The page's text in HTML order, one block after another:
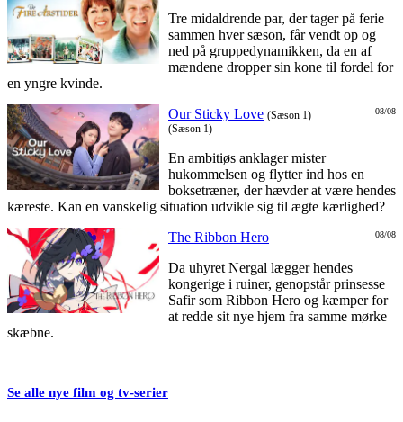
Tre midaldrende par, der tager på ferie
sammen hver sæson, får vendt op og
ned på gruppedynamikken, da en af
mændene dropper sin kone til fordel for
en yngre kvinde.
08/08
Our Sticky Love (Sæson 1)
(Sæson 1)
En ambitiøs anklager mister
hukommelsen og flytter ind hos en
boksetræner, der hævder at være hendes
kæreste. Kan en vanskelig situation udvikle sig til ægte kærlighed?
08/08
The Ribbon Hero
Da uhyret Nergal lægger hendes
kongerige i ruiner, genopstår prinsesse
Safir som Ribbon Hero og kæmper for
at redde sit nye hjem fra samme mørke
skæbne.
Se alle nye film og tv-serier